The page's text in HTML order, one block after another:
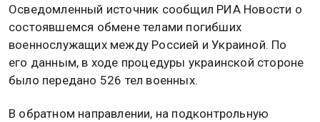
Осведомленный источник сообщил РИА Новости о
состоявшемся обмене телами погибших
военнослужащих между Россией и Украиной. По
его данным, в ходе процедуры украинской стороне
было передано 526 тел военных.
В обратном направлении, на подконтрольную